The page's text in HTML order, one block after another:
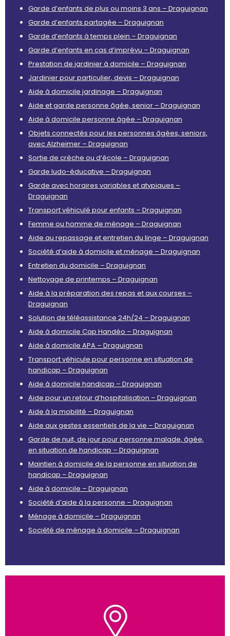
Garde d’enfants de plus ou moins 3 ans – Draguignan
Garde d’enfants partagée – Draguignan
Garde d’enfants à temps plein – Draguignan
Garde d’enfants en cas d’imprévu – Draguignan
Prestation de jardinier à domicile – Draguignan
Jardinier pour particulier, devis – Draguignan
Aide à domicile jardinage – Draguignan
Aide et garde personne âgée, senior – Draguignan
Aide à domicile personne âgée – Draguignan
Objets connectés pour les personnes âgées, seniors,
avec Alzheimer – Draguignan
Sortie de crèche ou d’école – Draguignan
Garde ludo-éducative – Draguignan
Garde avec horaires variables et atypiques –
Draguignan
Transport véhiculé pour enfants – Draguignan
Femme ou homme de ménage – Draguignan
Aide au repassage et entretien du linge – Draguignan
Société d’aide à domicile et ménage – Draguignan
Entretien du domicile – Draguignan
Nettoyage de printemps – Draguignan
Aide à la préparation des repas et aux courses –
Draguignan
Solution de téléassistance 24h/24 – Draguignan
Aide à domicile Cap Handéo – Draguignan
Aide à domicile APA – Draguignan
Transport véhicule pour personne en situation de
handicap – Draguignan
Aide à domicile handicap – Draguignan
Aide pour un retour d’hospitalisation – Draguignan
Aide à la mobilité – Draguignan
Aide aux gestes essentiels de la vie – Draguignan
Garde de nuit, de jour pour personne malade, âgée,
en situation de handicap – Draguignan
Maintien à domicile de la personne en situation de
handicap – Draguignan
Aide à domicile – Draguignan
Société d’aide à la personne – Draguignan
Ménage à domicile – Draguignan
Société de ménage à domicile – Draguignan